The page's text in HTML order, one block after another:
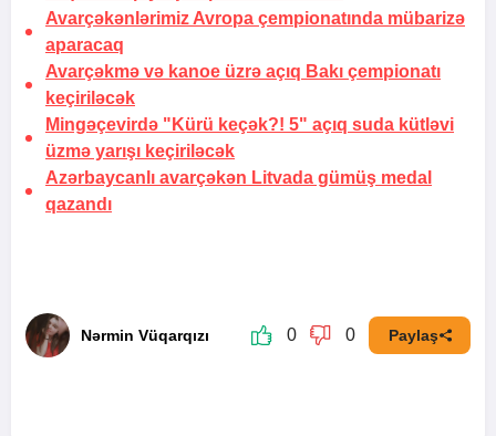
Avarçəkənlərimiz Avropa çempionatında mübarizə
aparacaq
Avarçəkmə və kanoe üzrə açıq Bakı çempionatı
keçiriləcək
Mingəçevirdə "Kürü keçək?! 5" açıq suda kütləvi
üzmə yarışı keçiriləcək
Azərbaycanlı avarçəkən Litvada gümüş medal
qazandı
Nərmin Vüqarqızı 0 0 Paylaş